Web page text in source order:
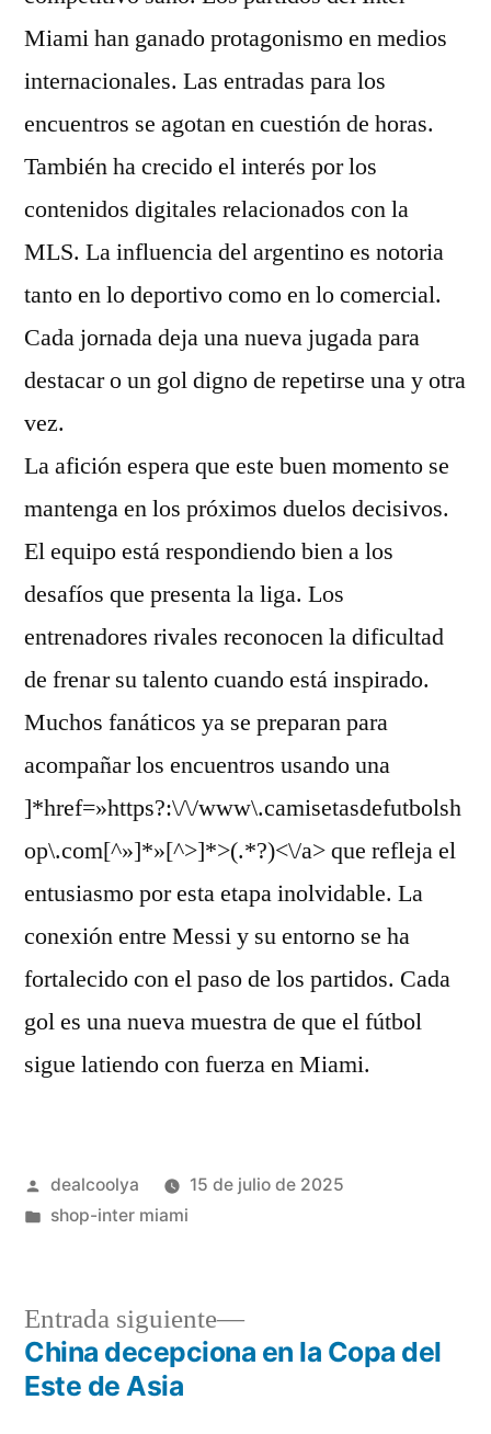
Miami han ganado protagonismo en medios
internacionales. Las entradas para los
encuentros se agotan en cuestión de horas.
También ha crecido el interés por los
contenidos digitales relacionados con la
MLS. La influencia del argentino es notoria
tanto en lo deportivo como en lo comercial.
Cada jornada deja una nueva jugada para
destacar o un gol digno de repetirse una y otra
vez.
La afición espera que este buen momento se
mantenga en los próximos duelos decisivos.
El equipo está respondiendo bien a los
desafíos que presenta la liga. Los
entrenadores rivales reconocen la dificultad
de frenar su talento cuando está inspirado.
Muchos fanáticos ya se preparan para
acompañar los encuentros usando una
]*href=»https?:\/\/www\.camisetasdefutbolsh
op\.com[^»]*»[^>]*>(.*?)<\/a> que refleja el
entusiasmo por esta etapa inolvidable. La
conexión entre Messi y su entorno se ha
fortalecido con el paso de los partidos. Cada
gol es una nueva muestra de que el fútbol
sigue latiendo con fuerza en Miami.
Publicado
por
dealcoolya
15 de julio de 2025
Publicado
shop-inter miami
Navegación
Entrada siguiente
Entrada
siguiente:
China decepciona en la Copa del
Este de Asia